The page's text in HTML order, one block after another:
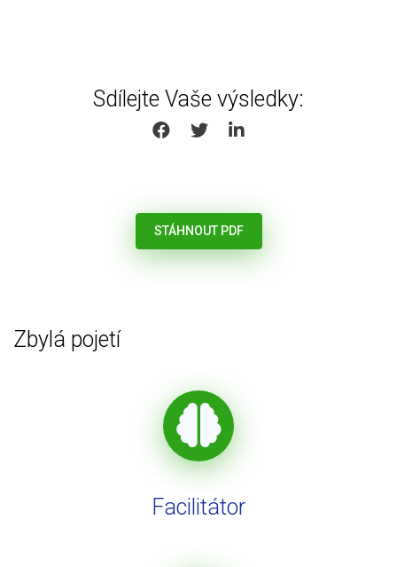
Sdílejte Vaše výsledky:
SHARE ON FACEBOOK
SHARE ON TWITTER
SHARE ON LINKEDIN
STÁHNOUT PDF
Zbylá pojetí
Facilitátor